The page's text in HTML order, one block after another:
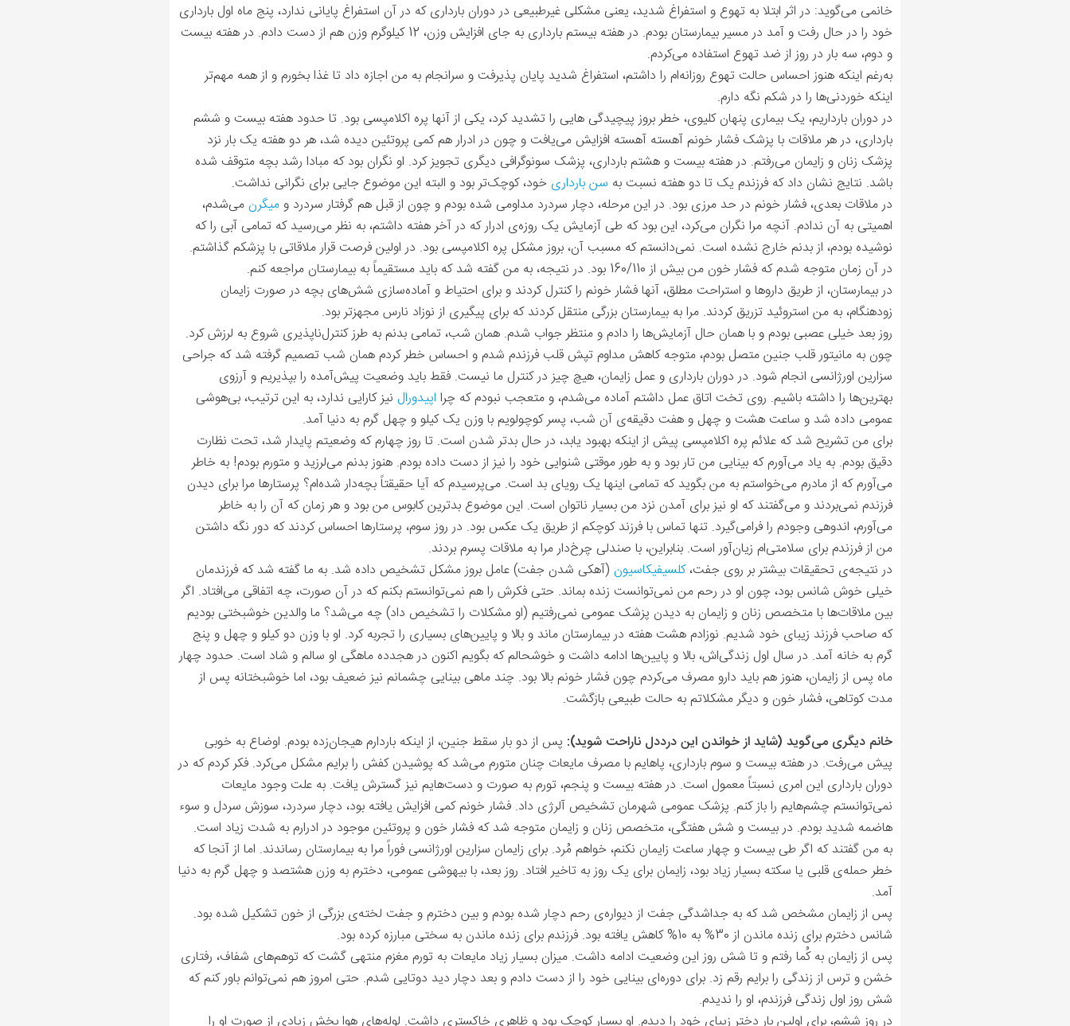
خانمی می‌گوید: در اثر ابتلا به تهوع و استفراغ شدید، یعنی مشکلی غیرطبیعی در دوران بارداری که در آن استفراغ پایانی ندارد، پنج ماه اول بارداری
خود را در حال رفت و آمد در مسیر بیمارستان بودم. در هفته‌ بیستم بارداری به جای افزایش وزن، 12 کیلوگرم وزن هم از دست دادم. در هفته‌ بیست
و دوم، سه بار در روز از ضد تهوع استفاده می‌کردم.
به‌رغم اینکه هنوز احساس حالت تهوع روزانه‌ام را داشتم، استفراغ شدید پایان پذیرفت و سرانجام به من اجازه داد تا غذا بخورم و از همه مهم‌تر
اینکه خوردنی‌ها را در شکم نگه دارم.
در دوران بارداریم، یک بیماری پنهان کلیوی، خطر بروز پیچیدگی هایی را تشدید کرد، یکی از آنها پره اکلامپسی بود. تا حدود هفته بیست و ششم
بارداری، در هر ملاقات با پزشک فشار خونم آهسته آهسته افزایش می‌یافت و چون در ادرار هم کمی پروتئین دیده شد، هر دو هفته یک بار نزد
پزشک زنان و زایمان می‌رفتم. در هفته بیست و هشتم بارداری، پزشک سونوگرافی دیگری تجویز کرد. او نگران بود که مبادا رشد بچه متوقف شده
باشد. نتایج نشان داد که فرزندم یک تا دو هفته نسبت به سن بارداری خود، کوچک‌تر بود و البته این موضوع جایی برای نگرانی نداشت.
در ملاقات بعدی، فشار خونم در حد مرزی بود. در این مرحله، دچار سردرد مداومی شده بودم و چون از قبل هم گرفتار سردرد ومیگرن می‌شدم،
اهمیتی به آن ندادم. آنچه مرا نگران می‌کرد، این بود ‌که طی آزمایش یک روزه‌ی ادرار که در آخر هفته داشتم، به نظر می‌رسید که تمامی آبی را که
نوشیده بودم، از بدنم خارج نشده است. نمی‌دانستم ‌که مسبب آن، بروز مشکل پره اکلامپسی بود. در اولین فرصت قرار ملاقاتی با پزشکم گذاشتم.
در آن زمان متوجه شدم که فشار خون من بیش از 160/110 بود. در نتیجه، به من گفته شد که باید مستقیماً به بیمارستان مراجعه کنم.
در بیمارستان، از طریق داروها و استراحت مطلق، آنها فشار خونم را کنترل کردند و برای احتیاط و آماده‌سازی شش‌های بچه در صورت زایمان
زودهنگام، به من استروئید تزریق کردند. مرا به بیمارستان بزرگی منتقل کردند که برای پیگیری از نوزاد نارس مجهزتر بود.
روز بعد خیلی عصبی بودم و با همان حال آزمایش‌ها را دادم و منتظر جواب شدم. همان شب، تمامی بدنم به طرز کنترل‌‌ناپذیری شروع به لرزش کرد.
چون به مانیتور قلب جنین متصل بودم، متوجه کاهش مداوم تپش قلب فرزندم شدم و احساس خطر کردم همان شب تصمیم گرفته شد که جراحی
سزارین اورژانسی انجام شود. در دوران بارداری و عمل زایمان، هیچ چیز در کنترل ما نیست. فقط ‌باید وضعیت پیش‌آمده را بپذیریم و آرزوی
بهترین‌ها را داشته باشیم. روی تخت اتاق عمل داشتم آماده می‌شدم، و متعجب نبودم که چرا اپیدورال نیز کارایی ندارد، به این ترتیب، بی‌هوشی
عمومی داده شد و ساعت هشت و چهل و هفت دقیقه‌ی آن شب، پسر کوچولویم با وزن یک کیلو و چهل گرم به دنیا آمد.
برای من تشریح شد که علائم پره اکلامپسی پیش از اینکه بهبود یابد، در حال بدتر ‌شدن است. تا روز چهارم که وضعیتم پایدار شد، تحت نظارت
دقیق بودم. به یاد می‌آورم که بینایی من تار بود و به طور موقتی شنوایی خود را نیز از دست داده بودم. هنوز بدنم می‌لرزید و متورم بودم! به خاطر
می‌آورم که از مادرم می‌خواستم به من بگوید که تمامی اینها یک رویای بد است. می‌پرسیدم که آیا حقیقتاً بچه‌دار شده‌ام؟ پرستارها مرا برای دیدن
فرزندم نمی‌بردند و می‌گفتند که او نیز برای آمدن نزد من بسیار ناتوان است. این موضوع بدترین کابوس من بود و هر زمان ‌که آن را به خاطر
می‌آورم، اندوهی وجودم را فرامی‌گیرد. تنها تماس با فرزند کوچکم از طریق یک عکس بود. در روز سوم، پرستارها احساس کردند که دور نگه داشتن
من از فرزندم برای سلامتی‌ام زیان‌آور است. بنابراین، با صندلی چرخ‌دار مرا به ملاقات پسرم بردند.
در نتیجه‌ی تحقیقات بیشتر بر روی جفت،کلسیفیکاسیون (آهکی شدن جفت) عامل بروز مشکل تشخیص داده شد. به ما گفته شد که فرزندمان
خیلی خوش شانس بود، چون او در رحم من نمی‌توانست زنده بماند. حتی فکرش را هم نمی‌توانستم بکنم که در آن صورت، چه اتفاقی می‌افتاد. اگر
بین ملاقات‌ها با متخصص زنان و زایمان به دیدن پزشک عمومی نمی‌رفتیم (او مشکلات را تشخیص داد) چه می‌شد؟ ما والدین خوشبختی بودیم
که صاحب فرزند زیبای خود شدیم. نوزادم هشت هفته در بیمارستان ماند و بالا و پایین‌های بسیاری را تجربه کرد. او با وزن دو کیلو و چهل و پنج
گرم به خانه آمد. در سال اول زندگی‌اش، بالا و پایین‌ها ادامه داشت و خوشحالم که بگویم اکنون در هجدده ماهگی او سالم و شاد است. حدود چهار
ماه پس از زایمان، هنوز هم باید دارو مصرف می‌کردم چون فشار خونم بالا بود. چند ماهی بینایی چشمانم نیز ضعیف بود، اما خوشبختانه پس از
مدت کوتاهی، فشار خون و دیگر مشکلاتم به حالت طبیعی بازگشت.
خانم دیگری می‌گوید (شاید از خواندن این درددل ناراحت شوید): پس از دو بار سقط جنین، از اینکه باردارم هیجان‌زده بودم. اوضاع به خوبی
پیش می‌رفت. در هفته بیست و سوم بارداری، پاهایم با مصرف مایعات چنان متورم می‌شد که پوشیدن کفش را برایم مشکل می‌کرد. فکر کردم که در
دوران بارداری این امری نسبتاً معمول است. در هفته بیست و پنجم، تورم به صورت و دست‌هایم نیز گسترش یافت. به علت وجود مایعات
نمی‌توانستم چشم‌هایم را باز کنم. پزشک عمومی شهرمان تشخیص آلرژی داد. فشار خونم کمی افزایش یافته بود، دچار سردرد، سوزش سردل و سوء
هاضمه‌ شدید بودم. در بیست و شش هفتگی، متخصص زنان و زایمان متوجه شد که فشار خون و پروتئین موجود در ادرارم به شدت زیاد است.
به من گفتند که اگر طی بیست و چهار ساعت زایمان نکنم، خواهم مُرد. برای زایمان سزارین اورژانسی فوراً مرا به بیمارستان رساندند. اما از آنجا ‌که
خطر حمله‌ی قلبی یا سکته بسیار زیاد بود، زایمان برای یک روز به تاخیر افتاد. روز بعد، با بیهوشی عمومی، دخترم به وزن هشتصد و چهل گرم به دنیا
آمد.
پس از زایمان مشخص شد که به جداشدگی جفت از دیواره‌ی رحم دچار شده بودم و بین دخترم و جفت لخته‌ی بزرگی از خون تشکیل شده بود.
شانس دخترم برای زنده ماندن از 30% به 10% کاهش یافته بود. فرزندم برای زنده ماندن به سختی مبارزه کرده بود.
پس از زایمان به کُما رفتم و تا شش روز این وضعیت ادامه داشت. میزان بسیار زیاد مایعات به تورم مغزم منتهی گشت که توهم‌های شفاف، رفتاری
خشن و ترس از زندگی‌ را برایم رقم زد. برای دوره‌ای بینایی خود را از دست دادم و بعد دچار دید دوتایی ‌شدم. حتی امروز هم نمی‌توانم باور کنم که
شش روز اول زندگی فرزندم، او را ندیدم.
در روز ششم، برای اولین بار دختر زیبای خود را دیدم. او بسیار کوچک بود و ظاهری خاکستری داشت. لوله‌های هوا بخش زیادی از صورت او را